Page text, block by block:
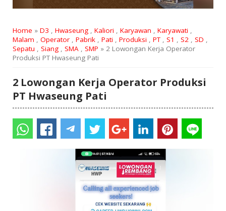
Home » D3 , Hwaseung, Kaliori , Karyawan , Karyawati ,
Malam , Operator, Pabrik, Pati , Produksi , PT, S1 , S2, SD ,
Sepatu , Siang, SMA, SMP » 2 Lowongan Kerja Operator
Produksi PT Hwaseung Pati
2 Lowongan Kerja Operator Produksi
PT Hwaseung Pati